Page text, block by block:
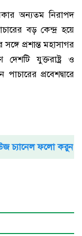
অন্যতম নিরাপদ
বড় কেন্দ্র হয়ে
প্রশান্ত মহাসাগর
যুক্তরাষ্ট্র ও
প্রবেশদ্বারে
চ্যানেল ফলো করুন